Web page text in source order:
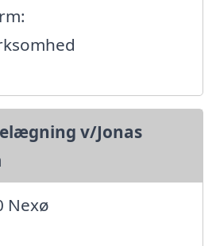
v/Jonas
Nexø